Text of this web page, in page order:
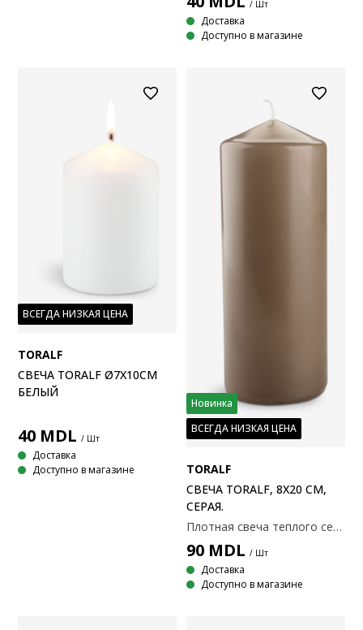
/ Шт
Доставка
Доступно в магазине
ВСЕГДА НИЗКАЯ ЦЕНА
TORALF
СВЕЧА TORALF Ø7X10СМ
БЕЛЫЙ
40 MDL / Шт
Доставка
Доступно в магазине
Новинка
ВСЕГДА НИЗКАЯ ЦЕНА
TORALF
СВЕЧА TORALF, 8Х20 СМ,
СЕРАЯ.
Плотная свеча теплого серого цвета. Простой и вневременной дизайн помогает создать уютную атмосферу. Обеспечивает длительное горение — около 107 часов. Диаметр 8 x высота 20 см.
90 MDL / Шт
Доставка
Доступно в магазине